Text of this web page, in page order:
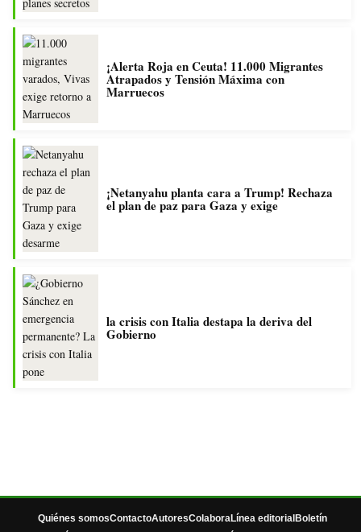
¡Alerta Roja en Ceuta! 11.000 Migrantes
Atrapados y Tensión Máxima con
Marruecos
¡Netanyahu planta cara a Trump! Rechaza
el plan de paz para Gaza y exige
la crisis con Italia destapa la deriva del
Gobierno
Quiénes somosContactoAutoresColaboraLínea editorial Boletín